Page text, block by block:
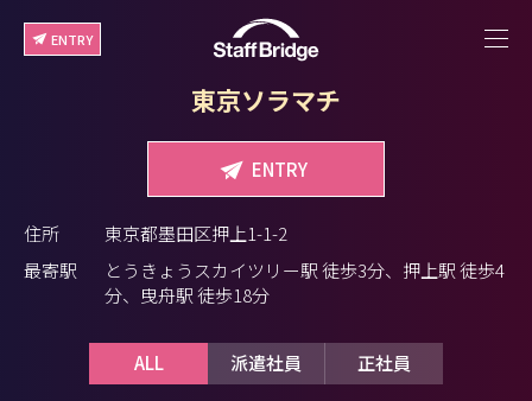
ENTRY
東京ソラマチ
ENTRY
住所
東京都墨田区押上1-1-2
最寄駅
とうきょうスカイツリー駅 徒歩3分、押上駅 徒歩4
分、曳舟駅 徒歩18分
ALL 派遣社員 正社員